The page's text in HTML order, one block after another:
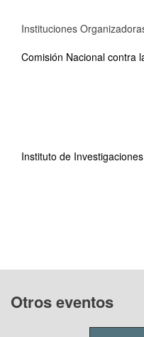
Instituciones
Comisión Nacional contra
Instituto de
Otros eventos